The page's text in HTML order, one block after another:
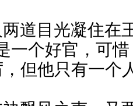
道目光凝住在
一个好官，可
，但他只有一